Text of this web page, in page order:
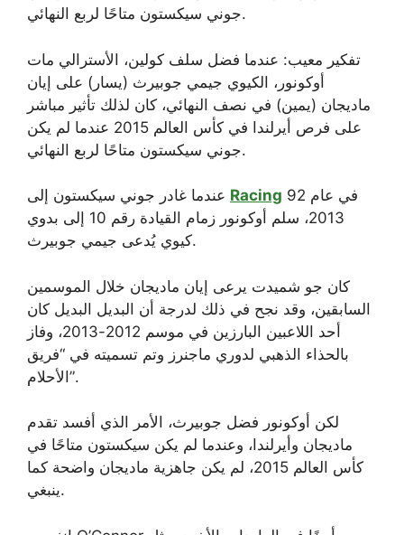
تفكير معيب: عندما فضل سلف كولين، الأسترالي مات
أوكونور، الكيوي جيمي جوبيرث (يسار) على إيان
ماديجان (يمين) في نصف النهائي، كان لذلك تأثير مباشر
على فرص أيرلندا في كأس العالم 2015 عندما لم يكن
جوني سيكستون متاحًا لربع النهائي.
Racing 92 في عام
2013، سلم أوكونور زمام القيادة رقم 10 إلى بدوي
كيوي يُدعى جيمي جوبيرث.
كان جو شميدت يرعى إيان ماديجان خلال الموسمين
السابقين، وقد نجح في ذلك لدرجة أن البديل البديل كان
أحد اللاعبين البارزين في موسم 2012-2013، وفاز
بالحذاء الذهبي لدوري ماجنرز وتم تسميته في “فريق
الأحلام”.
لكن أوكونور فضل جوبيرث، الأمر الذي أفسد تقدم
ماديجان وأيرلندا، وعندما لم يكن سيكستون متاحًا في
كأس العالم 2015، لم يكن جاهزية ماديجان واضحة كما
ينبغي.